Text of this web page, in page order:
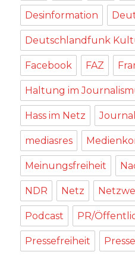
Desinformation
Deutschlandfunk
Facebook FAZ
Haltung im
Hass im Netz
mediasres
Meinungsfreiheit
NDR Netz
Podcast PR/
Pressefreiheit